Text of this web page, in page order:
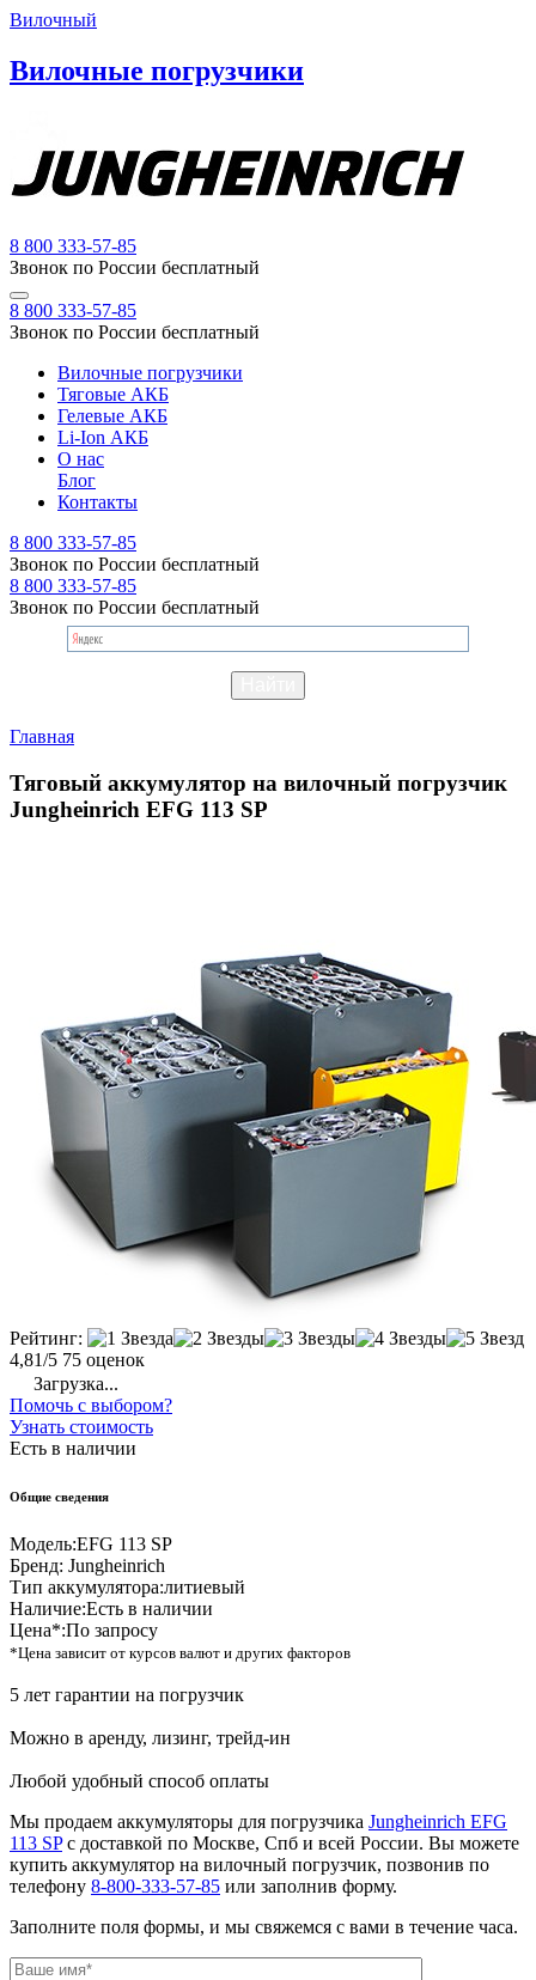
Вилочный
Вилочные погрузчики
8 800 333-57-85
Звонок по России бесплатный
8 800 333-57-85
Звонок по России бесплатный
Вилочные погрузчики
Тяговые АКБ
Гелевые АКБ
Li-Ion АКБ
О нас
Блог
Контакты
8 800 333-57-85
Звонок по России бесплатный
8 800 333-57-85
Звонок по России бесплатный
Главная
Тяговый аккумулятор на вилочный погрузчик
Jungheinrich EFG 113 SP
Рейтинг:
4,81/5 75 оценок
Загрузка...
Помочь с выбором?
Узнать стоимость
Есть в наличии
Общие сведения
Модель:EFG 113 SP
Бренд: Jungheinrich
Тип аккумулятора:литиевый
Наличие:Есть в наличии
Цена*:По запросу
*Цена зависит от курсов валют и других факторов
5 лет гарантии на погрузчик
Можно в аренду, лизинг, трейд-ин
Любой удобный способ оплаты
Мы продаем аккумуляторы для погрузчика Jungheinrich EFG
113 SPс доставкой по Москве, Спб и всей России. Вы можете
купить аккумулятор на вилочный погрузчик, позвонив по
телефону 8-800-333-57-85 или заполнив форму.
Заполните поля формы, и мы свяжемся с вами в течение часа.